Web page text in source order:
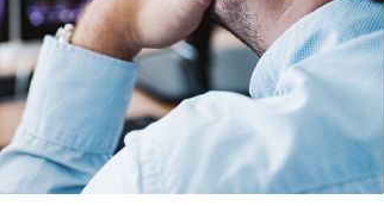
«La mia vita è rovinata». Investitori
in preda al panico dopo lo scoppio
della bolla AI